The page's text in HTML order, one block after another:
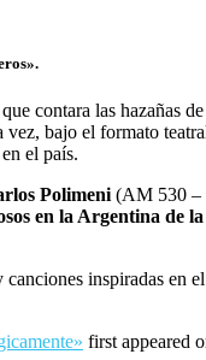
contara las hazañas
bajo el formato
el país.
Polimeni (AM 530 –
en la Argentina de
inspiradas en
first appeared